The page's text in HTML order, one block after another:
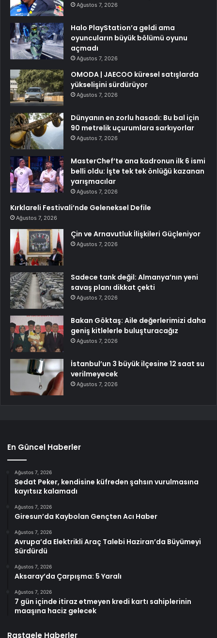
Ağustos 7, 2026
Halo PlayStation’a geldi ama
oyuncuların büyük bölümü oyunu
açmadı
Ağustos 7, 2026
OMODA | JAECOO küresel satışlarda
yükselişini sürdürüyor
Ağustos 7, 2026
Dünyanın en zorlu hasadı: Bu bal için
90 metrelik uçurumlara sarkıyorlar
Ağustos 7, 2026
MasterChef’te ana kadronun ilk 6 ismi
belli oldu: İşte tek tek önlüğü kazanan
yarışmacılar
Ağustos 7, 2026
Kırklareli Festivali’nde Geleneksel Defile
Ağustos 7, 2026
Çin ve Arnavutluk İlişkileri Güçleniyor
Ağustos 7, 2026
Sadece tank değil: Almanya’nın yeni
savaş planı dikkat çekti
Ağustos 7, 2026
Bakan Göktaş: Aile değerlerimizi daha
geniş kitlelerle buluşturacağız
Ağustos 7, 2026
İstanbul’un 3 büyük ilçesine 12 saat su
verilmeyecek
Ağustos 7, 2026
En Güncel Haberler
Ağustos 7, 2026
Sedat Peker, kendisine küfreden şahsın vurulmasına
kayıtsız kalamadı
Ağustos 7, 2026
Giresun’da Kaybolan Gençten Acı Haber
Ağustos 7, 2026
Avrupa’da Elektrikli Araç Talebi Haziran’da Büyümeyi
Sürdürdü
Ağustos 7, 2026
Aksaray’da Çarpışma: 5 Yaralı
Ağustos 7, 2026
7 gün içinde itiraz etmeyen kredi kartı sahiplerinin
maaşına haciz gelecek
Rastgele Haberler